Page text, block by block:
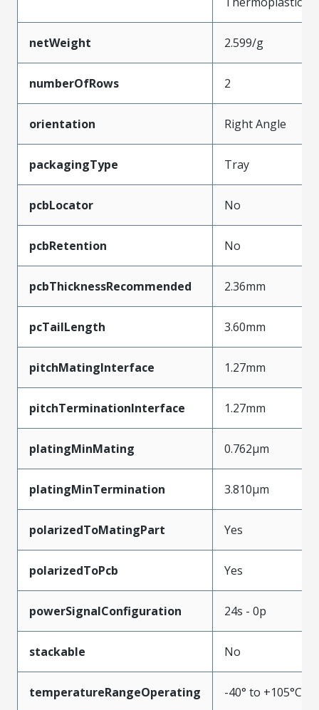
netWeight 2.599/g
numberOfRows 2
orientation Right Angle
packagingType Tray
pcbLocator No
pcbRetention No
pcbThicknessRecommended 2.36mm
pcTailLength 3.60mm
pitchMatingInterface 1.27mm
pitchTerminationInterface 1.27mm
platingMinMating 0.762µm
platingMinTermination 3.810µm
polarizedToMatingPart Yes
polarizedToPcb Yes
powerSignalConfiguration 24s - 0p
stackable No
temperatureRangeOperating -40° to +105°C